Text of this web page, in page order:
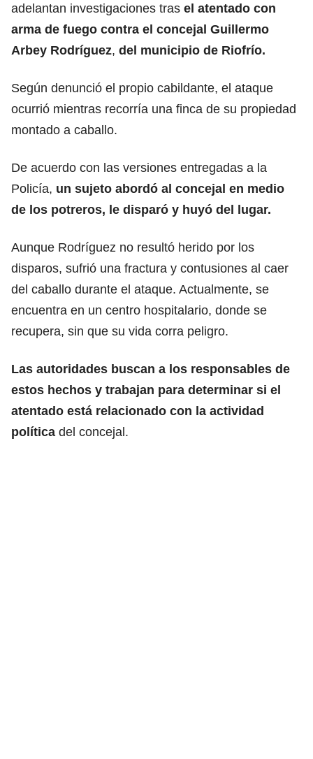
adelantan investigaciones tras el atentado con
arma de fuego contra el concejal Guillermo
Arbey Rodríguez, del municipio de Riofrío.
Según denunció el propio cabildante, el ataque
ocurrió mientras recorría una finca de su propiedad
montado a caballo.
De acuerdo con las versiones entregadas a la
Policía, un sujeto abordó al concejal en medio
de los potreros, le disparó y huyó del lugar.
Aunque Rodríguez no resultó herido por los
disparos, sufrió una fractura y contusiones al caer
del caballo durante el ataque. Actualmente, se
encuentra en un centro hospitalario, donde se
recupera, sin que su vida corra peligro.
Las autoridades buscan a los responsables de
estos hechos y trabajan para determinar si el
atentado está relacionado con la actividad
política del concejal.